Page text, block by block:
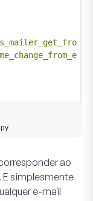
ao
E simplesmente
e-mail